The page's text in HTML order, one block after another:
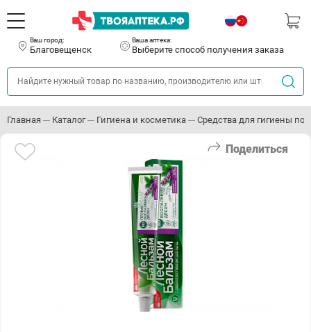
Ваш город:
Благовещенск
Ваша аптека:
Выберите способ получения заказа
Главная Каталог Гигиена и косметика Средства для гигиены
Поделиться